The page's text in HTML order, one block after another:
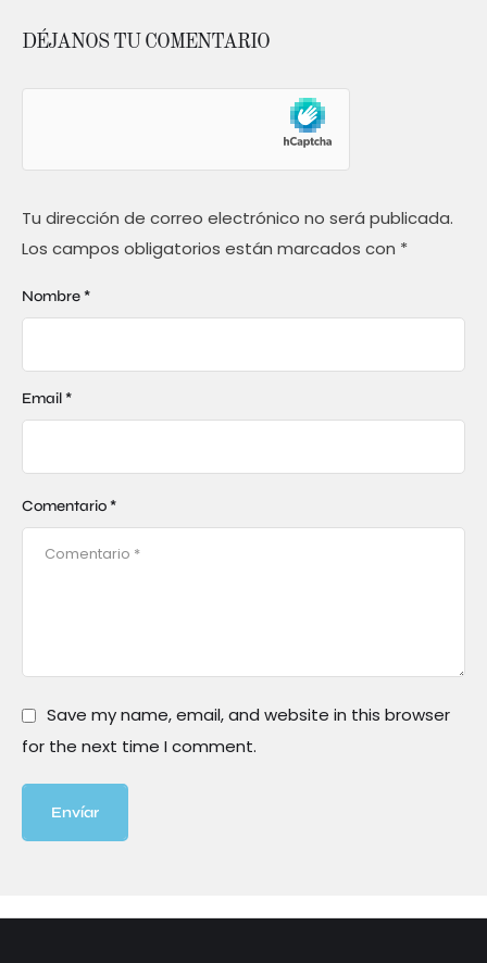
DÉJANOS TU COMENTARIO
Tu dirección de correo electrónico no será publicada.
Los campos obligatorios están marcados con *
Comentario *
Nombre *
Email *
Save my name, email, and website in this browser
for the next time I comment.
Envíar